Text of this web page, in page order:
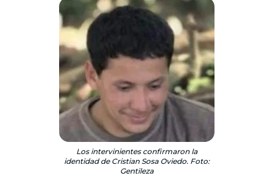
Los intervinientes confirmaron la
identidad de Cristian Sosa Oviedo. Foto:
Gentileza